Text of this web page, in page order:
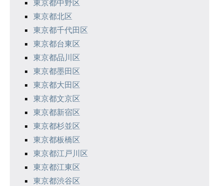
東京都中野区
東京都北区
東京都千代田区
東京都台東区
東京都品川区
東京都墨田区
東京都大田区
東京都文京区
東京都新宿区
東京都杉並区
東京都板橋区
東京都江戸川区
東京都江東区
東京都渋谷区